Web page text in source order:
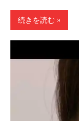
続きを読む